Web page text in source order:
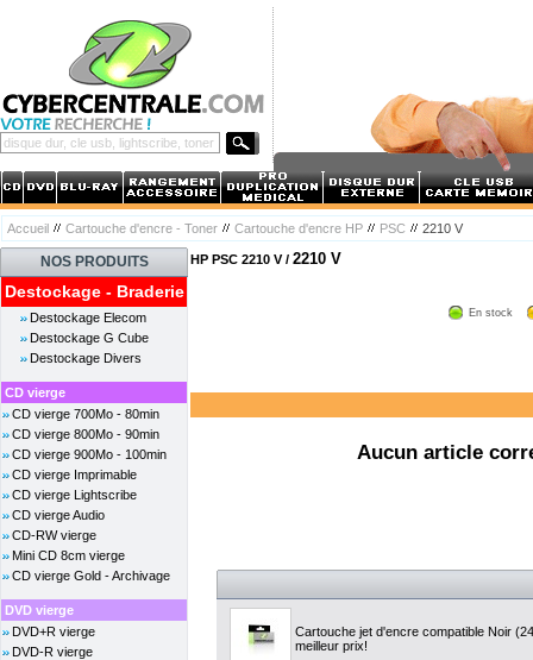
Accueil Cartouche d'encre - Toner Cartouche d'encre HP PSC 2210 V
NOS PRODUITS
Destockage - Braderie
Destockage Elecom
Destockage G Cube
Destockage Divers
CD vierge
CD vierge 700Mo - 80min
CD vierge 800Mo - 90min
CD vierge 900Mo - 100min
CD vierge Imprimable
CD vierge Lightscribe
CD vierge Audio
CD-RW vierge
Mini CD 8cm vierge
CD vierge Gold - Archivage
DVD vierge
DVD+R vierge
DVD-R vierge
HP PSC 2210 V / 2210 V
En stock
Aucun article
Cartouche jet d'encre compatible Noir
meilleur prix!